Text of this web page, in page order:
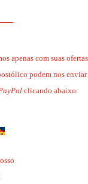
apenas com suas ofertas
podem nos enviar
clicando abaixo: